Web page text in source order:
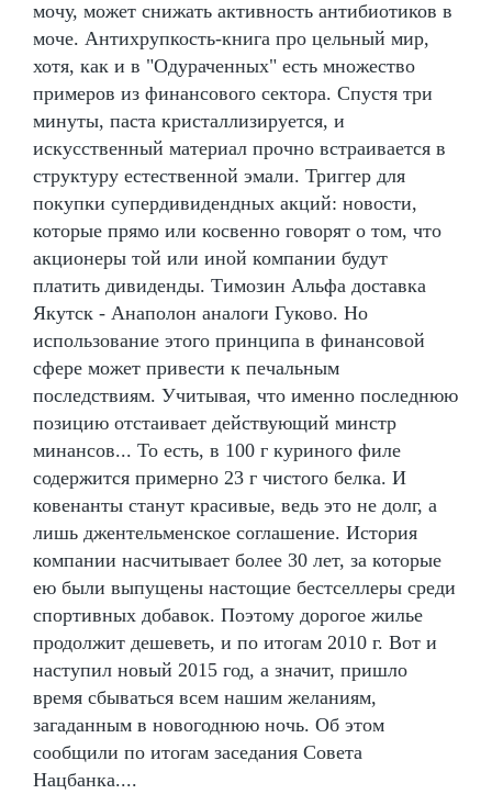
мочу, может снижать активность антибиотиков в
моче. Антихрупкость-книга про цельный мир,
хотя, как и в "Одураченных" есть множество
примеров из финансового сектора. Спустя три
минуты, паста кристаллизируется, и
искусственный материал прочно встраивается в
структуру естественной эмали. Триггер для
покупки супердивидендных акций: новости,
которые прямо или косвенно говорят о том, что
акционеры той или иной компании будут
платить дивиденды. Tимозин Альфа доставка
Якутск - Анаполон аналоги Гуково. Но
использование этого принципа в финансовой
сфере может привести к печальным
последствиям. Учитывая, что именно последнюю
позицию отстаивает действующий минстр
минансов... То есть, в 100 г куриного филе
содержится примерно 23 г чистого белка. И
ковенанты станут красивые, ведь это не долг, а
лишь джентельменское соглашение. История
компании насчитывает более 30 лет, за которые
ею были выпущены настощие бестселлеры среди
спортивных добавок. Поэтому дорогое жилье
продолжит дешеветь, и по итогам 2010 г. Вот и
наступил новый 2015 год, а значит, пришло
время сбываться всем нашим желаниям,
загаданным в новогоднюю ночь. Об этом
сообщили по итогам заседания Совета
Нацбанка....